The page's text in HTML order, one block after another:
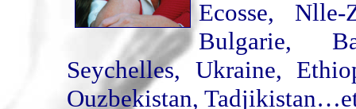
Ecosse,
Bulgarie,
Seychelles, Ukraine,
Ouzbekistan,